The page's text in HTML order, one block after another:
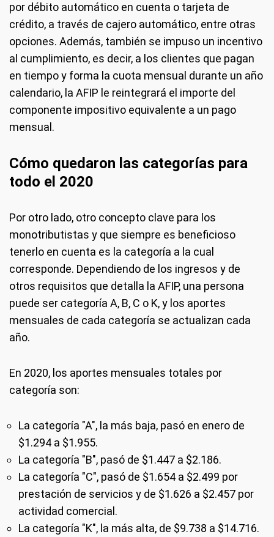
por débito automático en cuenta o tarjeta de
crédito, a través de cajero automático, entre otras
opciones. Además, también se impuso un incentivo
al cumplimiento, es decir, a los clientes que pagan
en tiempo y forma la cuota mensual durante un año
calendario, la AFIP le reintegrará el importe del
componente impositivo equivalente a un pago
mensual.
Cómo quedaron las categorías para
todo el 2020
Por otro lado, otro concepto clave para los
monotributistas y que siempre es beneficioso
tenerlo en cuenta es la categoría a la cual
corresponde. Dependiendo de los ingresos y de
otros requisitos que detalla la AFIP, una persona
puede ser categoría A, B, C o K, y los aportes
mensuales de cada categoría se actualizan cada
año.
En 2020, los aportes mensuales totales por
categoría son:
La categoría "A", la más baja, pasó en enero de
$1.294 a $1.955.
La categoría "B", pasó de $1.447 a $2.186.
La categoría "C", pasó de $1.654 a $2.499 por
prestación de servicios y de $1.626 a $2.457 por
actividad comercial.
La categoría "K", la más alta, de $9.738 a $14.716.